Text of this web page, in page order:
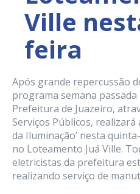
Ville
feira
Após grande repercussão
programa semana
Prefeitura de Juazeiro,
Serviços Públicos, realizará
da Iluminação’ nesta
no Loteamento Juá Ville.
eletricistas da prefeitura
realizando serviço de